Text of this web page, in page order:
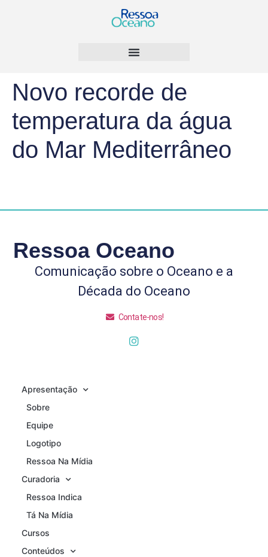
Novo recorde de
temperatura da água
do Mar Mediterrâneo
Ressoa Oceano
Comunicação sobre o Oceano e a
Década do Oceano
Contate-nos!
Apresentação
Sobre
Equipe
Logotipo
Ressoa Na Mídia
Curadoria
Ressoa Indica
Tá Na Mídia
Cursos
Conteúdos